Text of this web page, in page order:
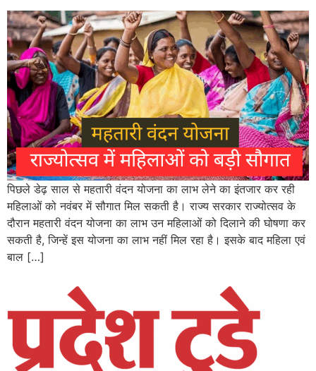
पिछले डेढ़ साल से महतारी वंदन योजना का लाभ लेने का इंतजार कर रही
महिलाओं को नवंबर में सौगात मिल सकती है। राज्य सरकार राज्योत्सव के
दौरान महतारी वंदन योजना का लाभ उन महिलाओं को दिलाने की घोषणा कर
सकती है, जिन्हें इस योजना का लाभ नहीं मिल रहा है। इसके बाद महिला एवं
बाल […]